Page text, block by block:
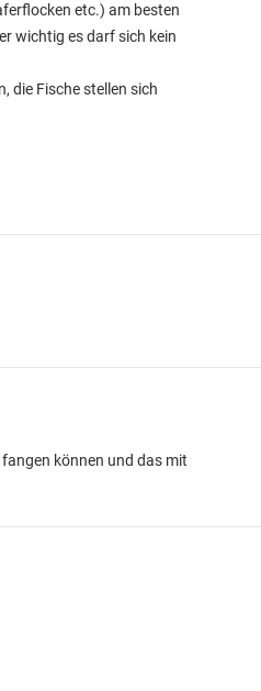
etc.) am besten
wichtig es darf sich kein
die Fische stellen sich
können und das mit